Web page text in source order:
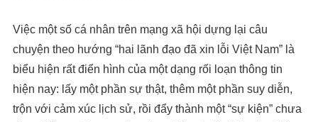
Việc một số cá nhân trên mạng xã hội dựng lại câu
chuyện theo hướng “hai lãnh đạo đã xin lỗi Việt Nam” là
biểu hiện rất điển hình của một dạng rối loạn thông tin
hiện nay: lấy một phần sự thật, thêm một phần suy diễn,
trộn với cảm xúc lịch sử, rồi đẩy thành một “sự kiện” chưa